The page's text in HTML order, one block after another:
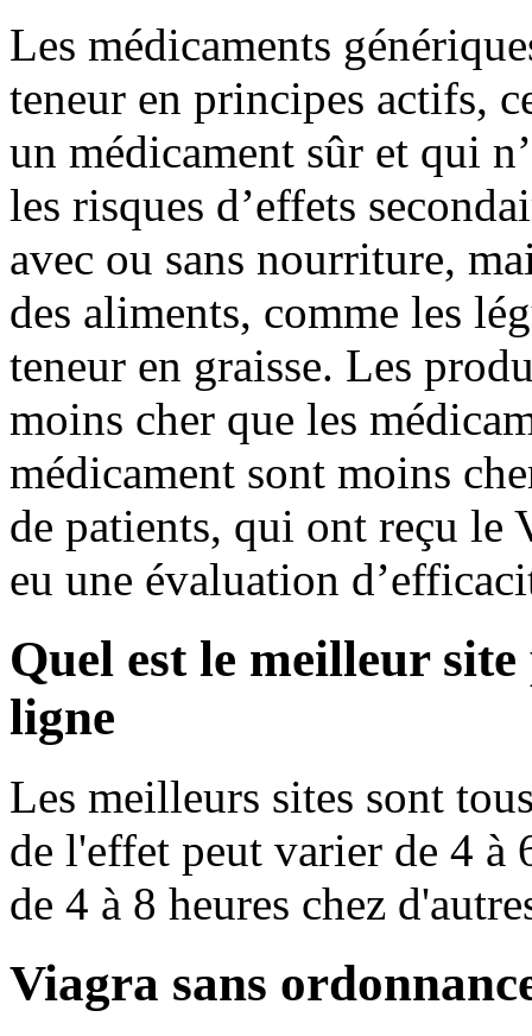
Les médicaments
teneur en principes actifs,
un médicament sûr et qui
les risques d’effets
avec ou sans nourriture,
des aliments, comme les
teneur en graisse. Les
moins cher que les
médicament sont moins
de patients, qui ont reçu le
eu une évaluation
Quel est le meilleur
ligne
Les meilleurs sites sont
de l'effet peut varier de 4 à
de 4 à 8 heures chez
Viagra sans